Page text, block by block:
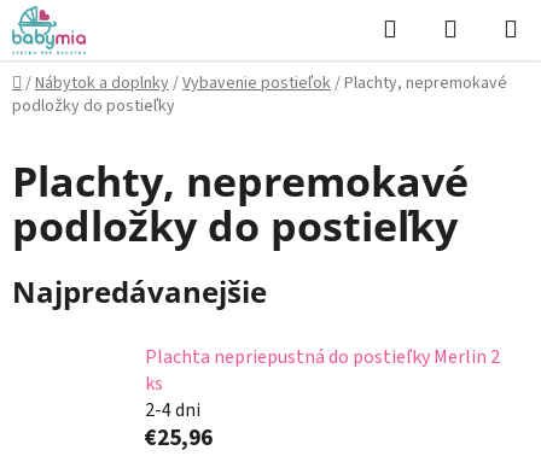
Prejsť
na
obsah
Hľadať
KOŠÍK
Domov
/Nábytok a doplnky/Vybavenie postieľok/Plachty, nepremokavé
podložky do postieľky
Plachty, nepremokavé
podložky do postieľky
Najpredávanejšie
Plachta nepriepustná do postieľky Merlin 2
ks
2-4 dni
€25,96